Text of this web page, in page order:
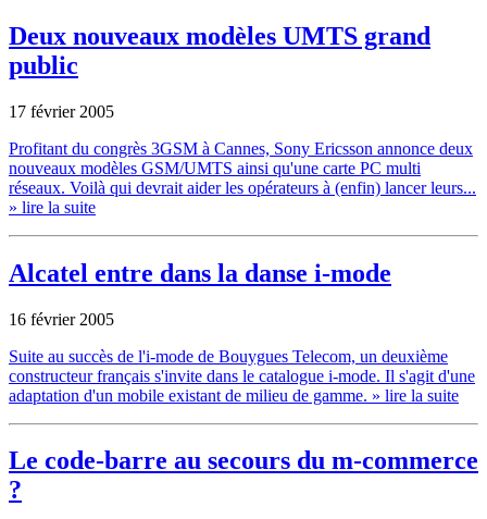
Deux nouveaux modèles UMTS grand
public
17 février 2005
Profitant du congrès 3GSM à Cannes, Sony Ericsson annonce deux
nouveaux modèles GSM/UMTS ainsi qu'une carte PC multi
réseaux. Voilà qui devrait aider les opérateurs à (enfin) lancer leurs...
» lire la suite
Alcatel entre dans la danse i-mode
16 février 2005
Suite au succès de l'i-mode de Bouygues Telecom, un deuxième
constructeur français s'invite dans le catalogue i-mode. Il s'agit d'une
adaptation d'un mobile existant de milieu de gamme. » lire la suite
Le code-barre au secours du m-commerce
?